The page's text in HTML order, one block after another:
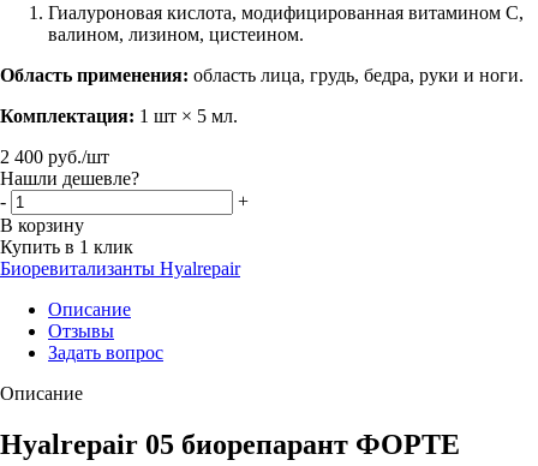
Гиалуроновая кислота, модифицированная витамином С,
валином, лизином, цистеином.
Область применения: область лица, грудь, бедра, руки и ноги.
Комплектация: 1 шт × 5 мл.
2 400 руб./шт
Нашли дешевле?
-
+
В корзину
Купить в 1 клик
Биоревитализанты Hyalrepair
Описание
Отзывы
Задать вопрос
Описание
Hyalrepair 05 биорепарант ФОРТЕ